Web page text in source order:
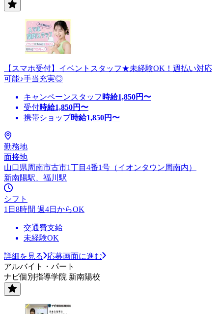
【スマホ受付】イベントスタッフ★未経験OK！週払い対応
可能♪手当充実◎
キャンペーンスタッフ 時給1,850円〜
受付時給1,850円〜
携帯ショップ時給1,850円〜
勤務地
面接地
山口県周南市古市1丁目4番1号（イオンタウン周南内）
新南陽駅、福川駅
シフト
1日8時間 週4日からOK
交通費支給
未経験OK
詳細を見る
応募画面に進む
アルバイト・パート
ナビ個別指導学院 新南陽校